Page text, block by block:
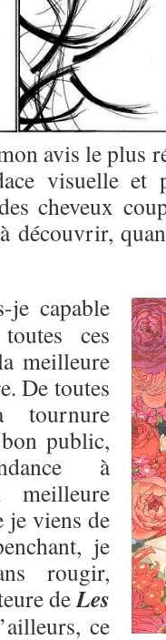
avis le plus
visuelle et
cheveux
découvrir,
je capable
ces
meilleure
De toutes
tournure
public,
à
meilleure
je viens de
je
rougir,
deLes
ce